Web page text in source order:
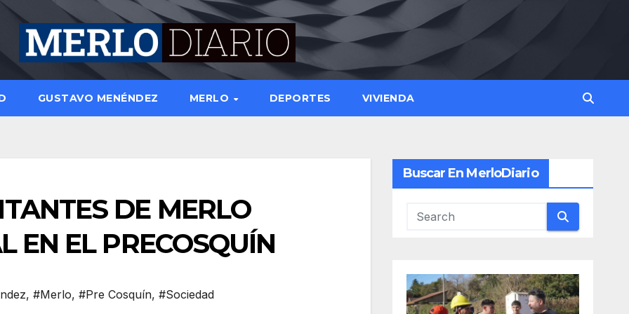
GUSTAVO MENÉNDEZ MERLO DEPORTES VIVIENDA
DE MERLO
EN EL PRECOSQUÍN
, #Merlo, #Pre Cosquín, #Sociedad
Buscar En MerloDiario